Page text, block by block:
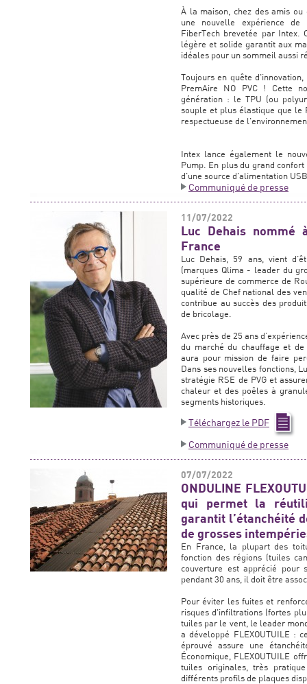
À la maison, chez des amis
une nouvelle expérience
FiberTech brevetée par Intex.
légère et solide garantit aux
idéales pour un sommeil aussi
Toujours en quête
PremAire NO PVC ! Cette
génération : le TPU (ou
souple et plus élastique que le
respectueuse de
Intex lance également le
Pump. En plus du grand
d'une source d'alimentation
Communiqué de presse
11/07/2022
Luc Dehais nommé
France
Luc Dehais, 59 ans, vient
(marques Qlima - leader du
supérieure de commerce de
qualité de Chef national des
contribue au succès des
de bricolage.
Avec près de 25 ans
du marché du chauffage et
aura pour mission de faire
Dans ses nouvelles fonctions,
stratégie RSE de PVG et
chaleur et des poêles à
segments historiques.
Téléchargez le PDF
Communiqué de presse
07/07/2022
ONDULINE
qui permet la
garantit l’étanchéité
de grosses
En France, la plupart des
fonction des régions (tuiles
couverture est apprécié pour
pendant 30 ans, il doit être
Pour éviter les fuites et
risques d'infiltrations (fortes
tuiles par le vent, le leader
a développé FLEXOUTUILE :
éprouvé assure une
Économique, FLEXOUTUILE
tuiles originales, très
différents profils de plaques